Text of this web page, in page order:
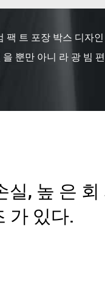
팩 트 포장 박스 디자
뿐만 아니 라 광 빔
, 높 은
가 있다.